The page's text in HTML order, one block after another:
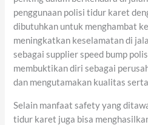
penggunaan polisi tidur karet
dibutuhkan untuk menghambat
meningkatkan keselamatan di
sebagai supplier speed bump
membuktikan diri sebagai
dan mengutamakan kualitas
Selain manfaat safety yang
tidur karet juga bisa